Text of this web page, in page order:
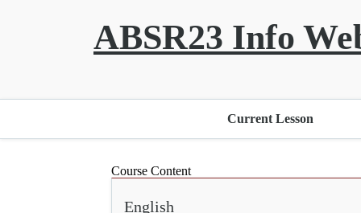
ABSR23 Info
Current Lesson
Course Content
English